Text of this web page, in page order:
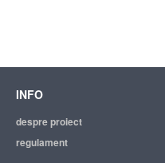
INFO
despre proiect
regulament